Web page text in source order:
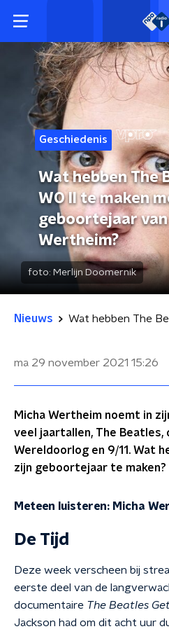
Geschiedenis
Wat hebben The
WO II te maken
geboortejaar
Wertheim?
foto: Merlijn Doomernik
Nieuws
ma 29 november 2021 15:26
Micha Wertheim noemt in
veel jaartallen, The Beatles,
Wereldoorlog en 9/11. Wat
zijn geboortejaar te maken?
Meteen luisteren: Micha
De Tijd
Deze week verscheen bij
eerste deel van de
documentaire The Beatles
Jackson had om dit acht uur